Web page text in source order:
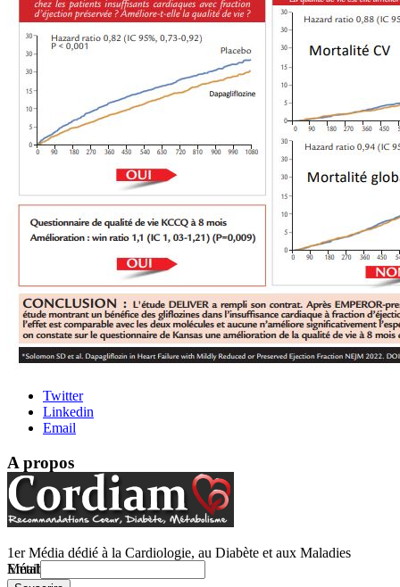
Twitter
Linkedin
Email
A propos
1er Média dédié à la Cardiologie, au Diabète et aux Maladies
Métaboliques.
Email